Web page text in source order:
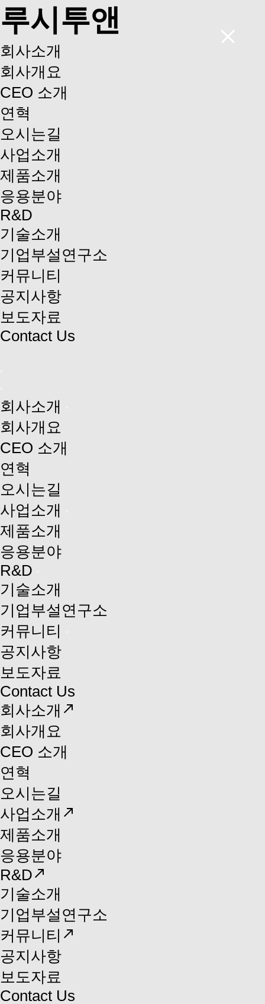
루시투앤
회사소개
회사개요
CEO 소개
연혁
오시는길
사업소개
제품소개
응용분야
R&D
기술소개
기업부설연구소
커뮤니티
공지사항
보도자료
Contact Us
회사소개
회사개요
CEO 소개
연혁
오시는길
사업소개
제품소개
응용분야
R&D
기술소개
기업부설연구소
커뮤니티
공지사항
보도자료
Contact Us
회사소개 north_east
회사개요
CEO 소개
연혁
오시는길
사업소개 north_east
제품소개
응용분야
R&D north_east
기술소개
기업부설연구소
커뮤니티 north_east
공지사항
보도자료
Contact Us